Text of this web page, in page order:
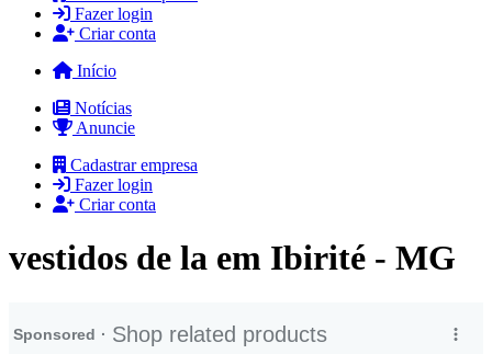
Fazer login
Criar conta
Início
Notícias
Anuncie
Cadastrar empresa
Fazer login
Criar conta
vestidos de la em Ibirité - MG